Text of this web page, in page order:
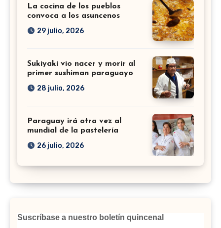
La cocina de los pueblos
convoca a los asuncenos
29 julio, 2026
Sukiyaki vio nacer y morir al
primer sushiman paraguayo
28 julio, 2026
Paraguay irá otra vez al
mundial de la pastelería
26 julio, 2026
Suscríbase a nuestro boletín quincenal